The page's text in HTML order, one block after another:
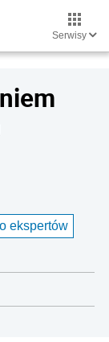
Serwisy
ekspertów